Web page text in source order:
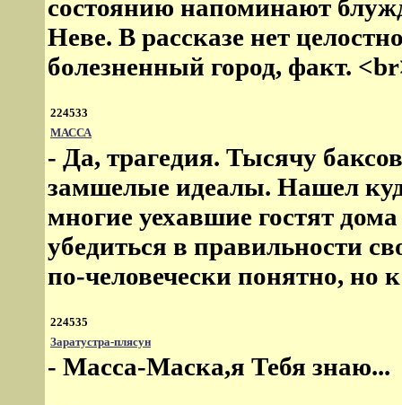
состоянию напоминают
Неве. В рассказе нет
болезненный город, факт.
224533
МАССА
- Да, трагедия. Тысячу
замшелые идеалы. Нашел
многие уехавшие гостят
убедиться в правильности
по-человечески понятно, но
224535
Заратустра-плясун
- Масса-Маска,я Тебя знаю...